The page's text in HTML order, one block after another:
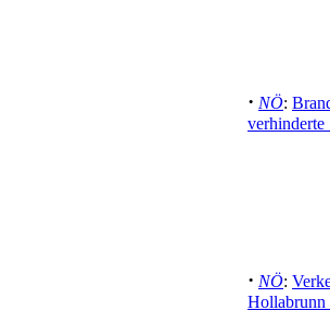
· NÖ:
· NÖ:
Hollabrunn